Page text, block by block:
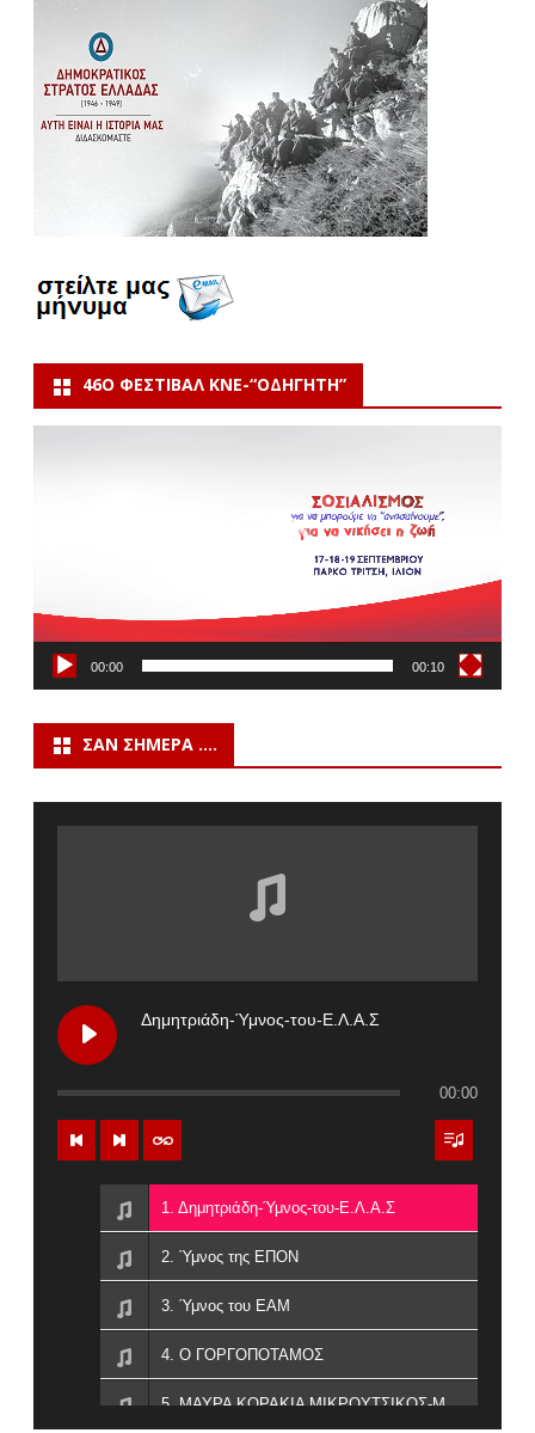
46Ο ΦΕΣΤΙΒΆΛ ΚΝΕ-“ΟΔΗΓΗΤΗ”
Πρόγραμμα
00:00 00:10
ΣΑΝ ΣΉΜΕΡΑ ….
Δημητριάδη-Ύμνος-του-Ε.Λ.Α.Σ
00:00
1. Δημητριάδη-Ύμνος-του-Ε.Λ.Α.Σ
2. Ύμνος της ΕΠΟΝ
3. Ύμνος του ΕΑΜ
4. Ο ΓΟΡΓΟΠΟΤΑΜΟΣ
5. ΜΑΥΡΑ ΚΟΡΑΚΙΑ ΜΙΚΡΟΥΤΣΙΚΟΣ-ΜΑΝΟΥ-ΔΗΜΗΤΡΙΑΔΗ